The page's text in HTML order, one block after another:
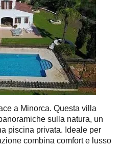
a Minorca. Questa villa
sulla natura, un
piscina privata. Ideale per
combina comfort e lusso